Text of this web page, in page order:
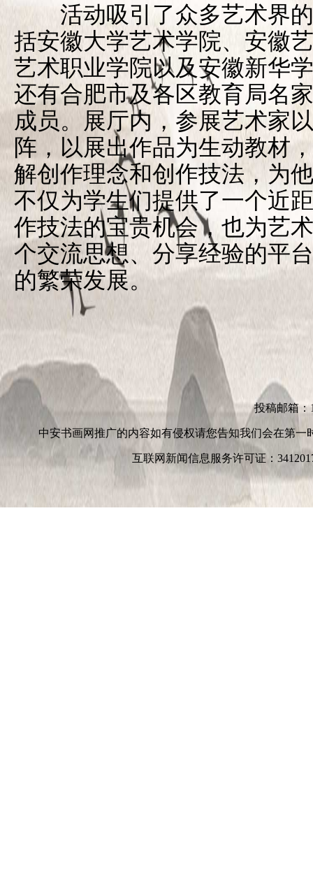
活动吸引了众多艺术界的
括安徽大学艺术学院、安徽
艺术职业学院以及安徽新华
还有合肥市及各区教育局名
成员。展厅内，参展艺术家
阵，以展出作品为生动教材
解创作理念和创作技法，为
不仅为学生们提供了一个近
作技法的宝贵机会，也为艺
个交流思想、分享经验的平
的繁荣发展。
投稿邮箱：
中安书画网推广的内容如有侵权请您告知我们会在第
互联网新闻信息服务许可证：